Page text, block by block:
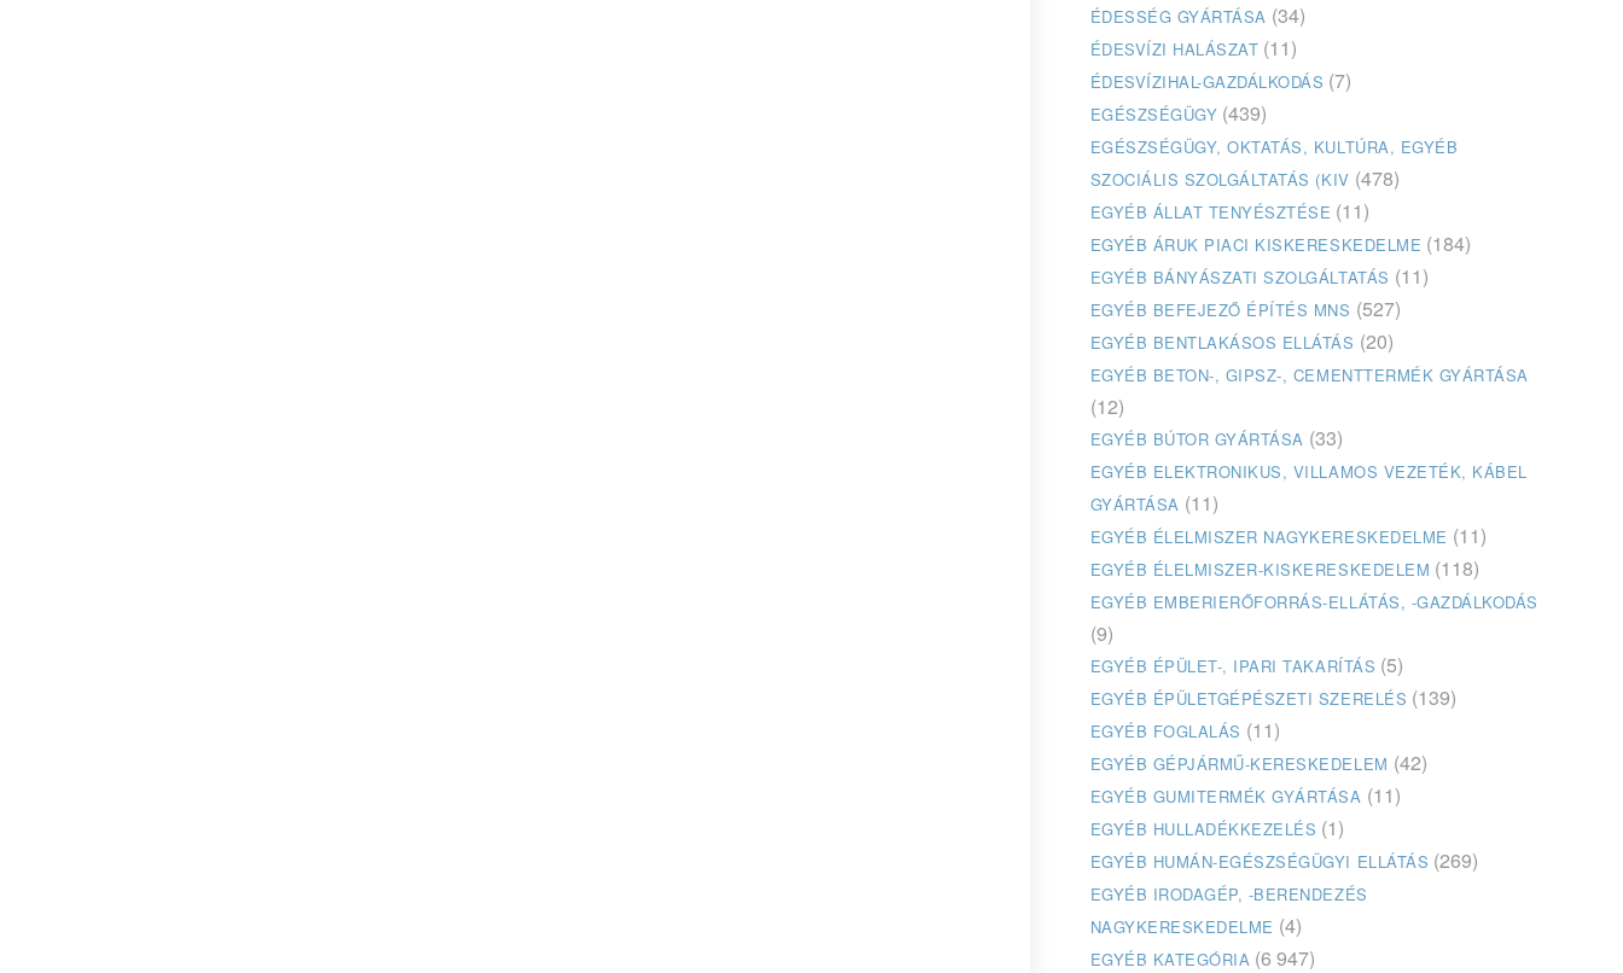
ÉDESSÉG GYÁRTÁSA (34)
ÉDESVÍZI HALÁSZAT (11)
ÉDESVÍZIHAL-GAZDÁLKODÁS (7)
EGÉSZSÉGÜGY (439)
EGÉSZSÉGÜGY, OKTATÁS, KULTÚRA, EGYÉB
SZOCIÁLIS SZOLGÁLTATÁS (KIV (478)
EGYÉB ÁLLAT TENYÉSZTÉSE (11)
EGYÉB ÁRUK PIACI KISKERESKEDELME (184)
EGYÉB BÁNYÁSZATI SZOLGÁLTATÁS (11)
EGYÉB BEFEJEZŐ ÉPÍTÉS MNS (527)
EGYÉB BENTLAKÁSOS ELLÁTÁS (20)
EGYÉB BETON-, GIPSZ-, CEMENTTERMÉK GYÁRTÁSA
(12)
EGYÉB BÚTOR GYÁRTÁSA (33)
EGYÉB ELEKTRONIKUS, VILLAMOS VEZETÉK, KÁBEL
GYÁRTÁSA (11)
EGYÉB ÉLELMISZER NAGYKERESKEDELME (11)
EGYÉB ÉLELMISZER-KISKERESKEDELEM (118)
EGYÉB EMBERIERŐFORRÁS-ELLÁTÁS, -GAZDÁLKODÁS
(9)
EGYÉB ÉPÜLET-, IPARI TAKARÍTÁS (5)
EGYÉB ÉPÜLETGÉPÉSZETI SZERELÉS (139)
EGYÉB FOGLALÁS (11)
EGYÉB GÉPJÁRMŰ-KERESKEDELEM (42)
EGYÉB GUMITERMÉK GYÁRTÁSA (11)
EGYÉB HULLADÉKKEZELÉS (1)
EGYÉB HUMÁN-EGÉSZSÉGÜGYI ELLÁTÁS (269)
EGYÉB IRODAGÉP, -BERENDEZÉS
NAGYKERESKEDELME (4)
EGYÉB KATEGÓRIA (6 947)